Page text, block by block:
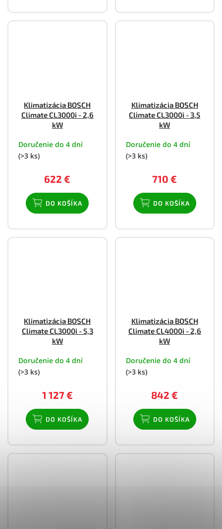
Klimatizácia BOSCH
Climate CL3000i - 2,6
kW
Doručenie do 4 dní
(>3 ks)
622 €
DO KOŠÍKA
Klimatizácia BOSCH
Climate CL3000i - 3,5
kW
Doručenie do 4 dní
(>3 ks)
710 €
DO KOŠÍKA
Klimatizácia BOSCH
Climate CL3000i - 5,3
kW
Doručenie do 4 dní
(>3 ks)
1 127 €
DO KOŠÍKA
Klimatizácia BOSCH
Climate CL4000i - 2,6
kW
Doručenie do 4 dní
(>3 ks)
842 €
DO KOŠÍKA